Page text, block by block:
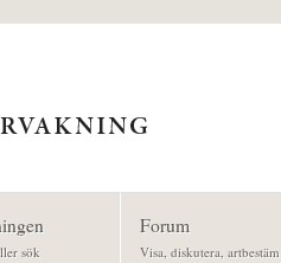
sök
Forum
Visa, diskutera, artbestäm